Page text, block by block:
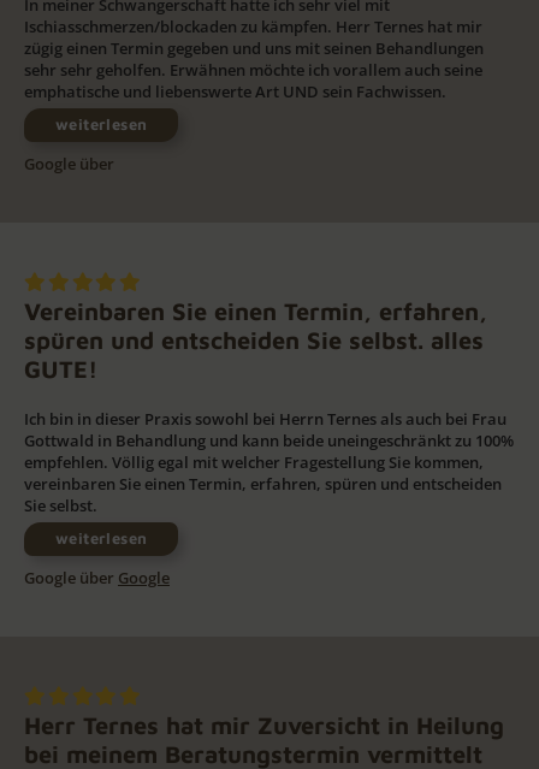
In meiner Schwangerschaft hatte ich sehr viel mit
Ischiasschmerzen/blockaden zu kämpfen. Herr Ternes hat mir
zügig einen Termin gegeben und uns mit seinen Behandlungen
sehr sehr geholfen. Erwähnen möchte ich vorallem auch seine
emphatische und liebenswerte Art UND sein Fachwissen.
weiterlesen
Google über
Vereinbaren Sie einen Termin, erfahren,
spüren und entscheiden Sie selbst. alles
GUTE!
Ich bin in dieser Praxis sowohl bei Herrn Ternes als auch bei Frau
Gottwald in Behandlung und kann beide uneingeschränkt zu 100%
empfehlen. Völlig egal mit welcher Fragestellung Sie kommen,
vereinbaren Sie einen Termin, erfahren, spüren und entscheiden
Sie selbst.
weiterlesen
Google über Google
Herr Ternes hat mir Zuversicht in Heilung
bei meinem Beratungstermin vermittelt